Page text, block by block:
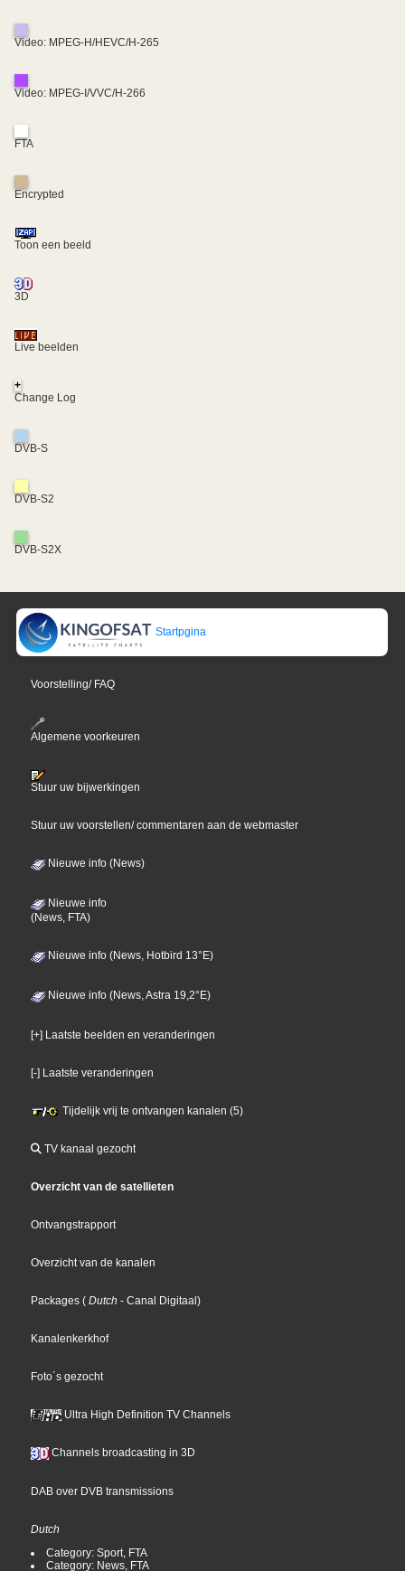
Video: MPEG-H/HEVC/H-265
Video: MPEG-I/VVC/H-266
FTA
Encrypted
Toon een beeld
3D
Live beelden
+
Change Log
DVB-S
DVB-S2
DVB-S2X
Startpgina
Voorstelling/ FAQ
Algemene voorkeuren
Stuur uw bijwerkingen
Stuur uw voorstellen/ commentaren aan de webmaster
Nieuwe info (News)
Nieuwe info
(News, FTA)
Nieuwe info (News, Hotbird 13°E)
Nieuwe info (News, Astra 19,2°E)
[+] Laatste beelden en veranderingen
[-] Laatste veranderingen
Tijdelijk vrij te ontvangen kanalen (5)
TV kanaal gezocht
Overzicht van de satellieten
Ontvangstrapport
Overzicht van de kanalen
Packages ( Dutch - Canal Digitaal)
Kanalenkerkhof
Foto´s gezocht
Ultra High Definition TV Channels
Channels broadcasting in 3D
DAB over DVB transmissions
Dutch
Category: Sport, FTA
Category: News, FTA